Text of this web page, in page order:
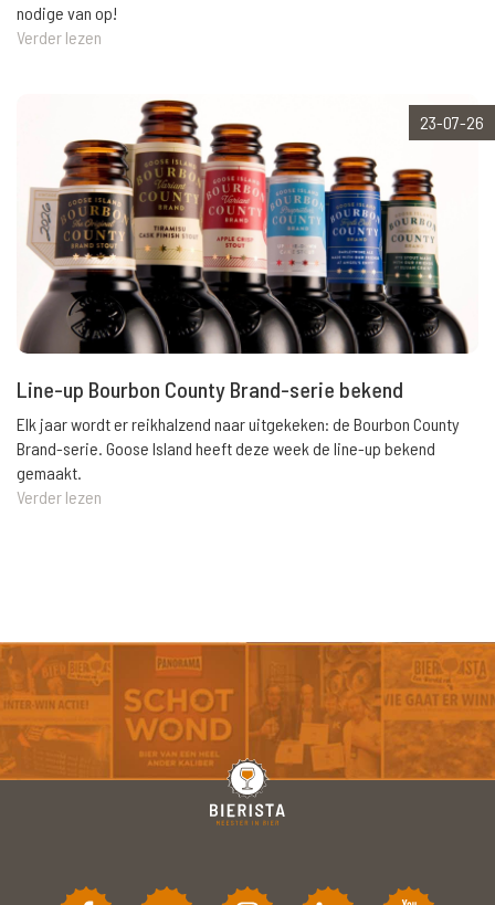
nodige van op!
Verder lezen
23-07-26
Line-up Bourbon County Brand-serie bekend
Elk jaar wordt er reikhalzend naar uitgekeken: de Bourbon County
Brand-serie. Goose Island heeft deze week de line-up bekend
gemaakt.
Verder lezen